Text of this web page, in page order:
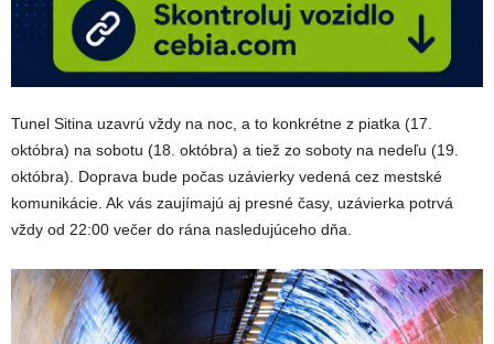
Tunel Sitina uzavrú vždy na noc, a to konkrétne z piatka (17.
októbra) na sobotu (18. októbra) a tiež zo soboty na nedeľu (19.
októbra). Doprava bude počas uzávierky vedená cez mestské
komunikácie. Ak vás zaujímajú aj presné časy, uzávierka potrvá
vždy od 22:00 večer do rána nasledujúceho dňa.